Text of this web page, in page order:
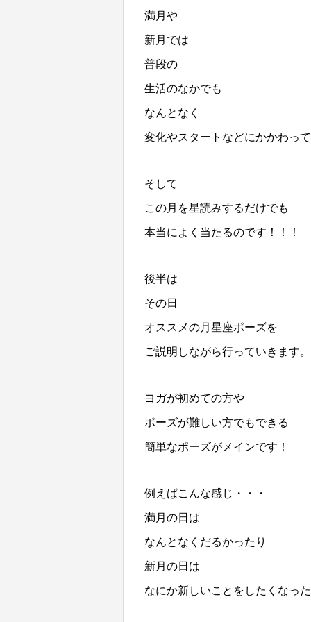
満月や
新月では
普段の
生活のなかでも
なんとなく
変化やスタートなどにかかわっ
そして
この月を星読みするだけでも
本当によく当たるのです！！！
後半は
その日
オススメの月星座ポーズを
ご説明しながら行っていきます。
ヨガが初めての方や
ポーズが難しい方でもできる
簡単なポーズがメインです！
例えばこんな感じ・・・
満月の日は
なんとなくだるかったり
新月の日は
なにか新しいことをしたくなっ